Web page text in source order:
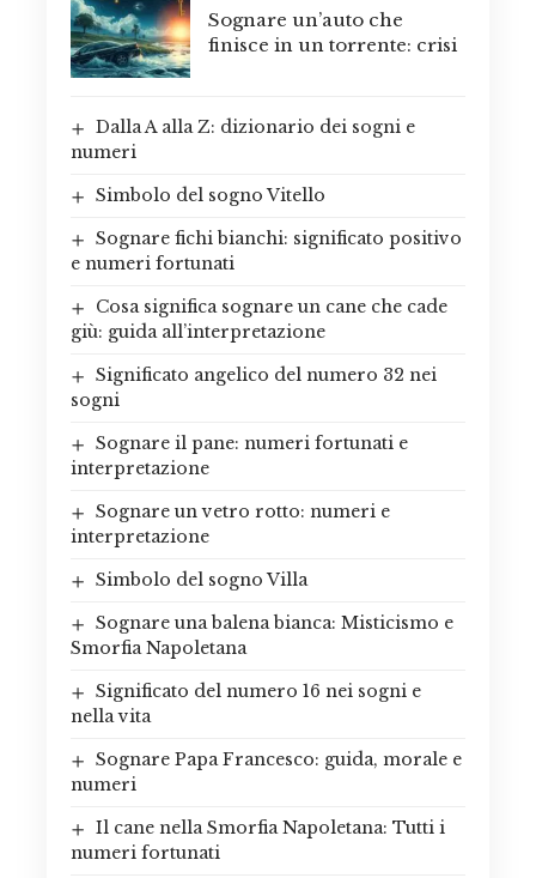
Sognare un’auto che
finisce in un torrente: crisi
Dalla A alla Z: dizionario dei sogni e
numeri
Simbolo del sogno Vitello
Sognare fichi bianchi: significato positivo
e numeri fortunati
Cosa significa sognare un cane che cade
giù: guida all’interpretazione
Significato angelico del numero 32 nei
sogni
Sognare il pane: numeri fortunati e
interpretazione
Sognare un vetro rotto: numeri e
interpretazione
Simbolo del sogno Villa
Sognare una balena bianca: Misticismo e
Smorfia Napoletana
Significato del numero 16 nei sogni e
nella vita
Sognare Papa Francesco: guida, morale e
numeri
Il cane nella Smorfia Napoletana: Tutti i
numeri fortunati